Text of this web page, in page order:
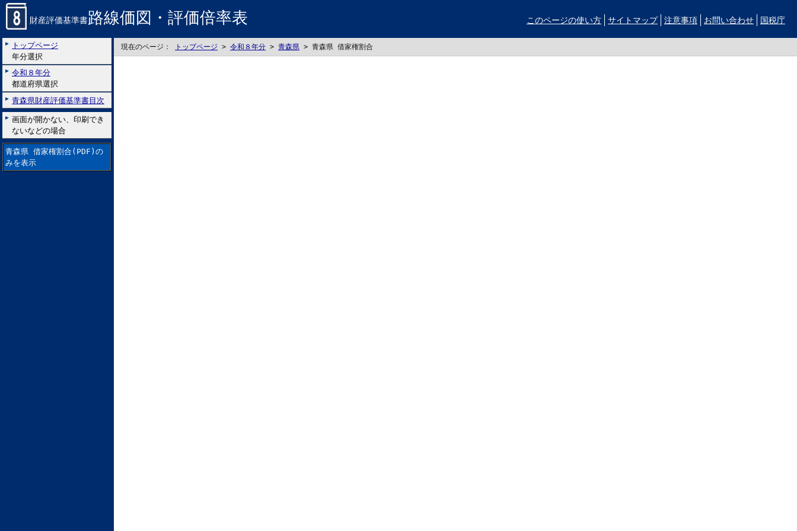
財産評価基準書路線価図・評価倍率表 このページの使い方 サイトマップ 注意事項 お問い合わせ 国税庁
トップページ
年分選択
令和８年分
都道府県選択
青森県財産評価基準書目次
画面が開かない、印刷でき
ないなどの場合
青森県 借家権割合(PDF)の
みを表示
現在のページ： トップページ > 令和８年分 > 青森県 > 青森県 借家権割合